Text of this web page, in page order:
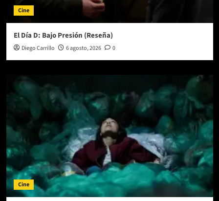
vivir
sin
(entrevista)
Cine
El Día D: Bajo Presión (Reseña)
Diego Carrillo 6 agosto, 2026 0
Cine